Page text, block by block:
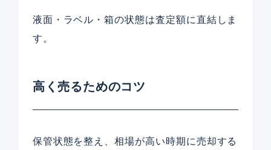
液面・ラベル・箱の状態は査定額に直結しま
す。
高く売るためのコツ
保管状態を整え、相場が高い時期に売却する